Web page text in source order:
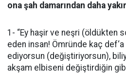
ona şah damarından daha
1- “Ey haşir ve neşri (öldükten
eden insan! Ömründe kaç
ediyorsun (değiştiriyorsun),
akşam elbiseni değiştirdiğin